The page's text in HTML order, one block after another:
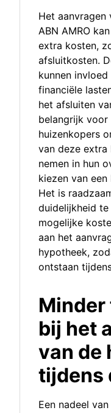
Het aanvragen
ABN AMRO
extra kosten,
afsluitkosten.
kunnen
financiële
het afsluiten
belangrijk
huizenkopers
van deze extra
nemen in hun
kiezen van
Het is
duidelijkheid
mogelijke
aan het
hypotheek,
ontstaan
bij het
van de
tijdens
Een nadeel